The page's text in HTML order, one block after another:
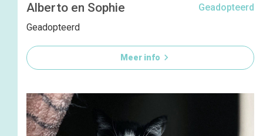
Alberto en Sophie
Geadopteerd
Geadopteerd
Meer info 